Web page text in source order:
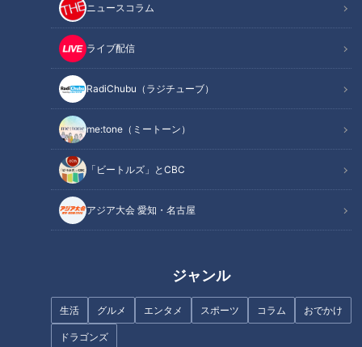
ニュースコラム
ライブ配信
RadiChubu（ラジチューブ）
me:tone（ミートーン）
「ビートルズ」とCBC
アジア大会 愛知・名古屋
ジャンル
生活 グルメ エンタメ スポーツ コラム おでかけ
ドラゴンズ
球団主導の若手育成システムの構築
オススメ関連コンテンツ
目標が見えない戦い
気づけば、もう風は秋色。
今シーズンも既に30試合を切り、我がドラゴンズは自力CS進
出の夢も途絶え、目標がなかなか見つけにくい戦いを続けてい
来季、誰が指揮をするのか？いまだ陣容が決まらな
い中、舵を思いっきり若手にシフトしづらいのも理解できない
わけではないが、なんとも今の戦い方に納得できないのがファ
ンの総意ではないだろうか。